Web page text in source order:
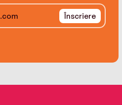
Înscriere